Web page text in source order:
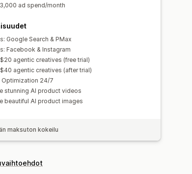
ad spend/month
Google Search & PMax
Facebook & Instagram
$20 agentic creatives (free trial)
$40 agentic creatives (after trial)
Optimization 24/7
stunning AI product videos
beautiful AI product images
maksuton kokeilu